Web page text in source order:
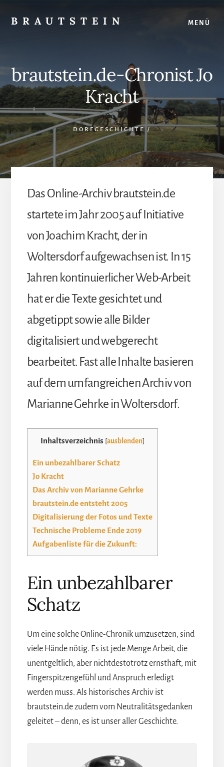
content
footer
BRAUTSTEIN
Dorfarchiv
-
Geschichte
Schützengilde
MENÜ
brautstein.de-Chronist Jo
Kracht
DORFGESCHICHTE /
Das Online-Archiv brautstein.de
startete im Jahr 2005 auf Initiative
von Joachim Kracht, der in
Woltersdorf aufgewachsen ist. In 15
Jahren kontinuierlicher Web-Arbeit
hat er die Texte gesichtet und
abgetippt sowie alle Bilder
digitalisiert und webgerecht
bearbeitet. Fast alle Inhalte basieren
auf dem umfangreichen Archiv von
Marianne Gehrke in Woltersdorf.
Inhaltsverzeichnis [ausblenden]
Ein unbezahlbarer Schatz
Jo Kracht
Das Archiv von Marianne Gehrke
brautstein.de entsteht 2005
Digitalisierung der Fotos und Texte
Technische Probleme Ende 2019
Aufgabenliste für die Zukunft:
Ein unbezahlbarer
Schatz
Um eine solche Online-Chronik umzusetzen, sind
viele Hände nötig. Es ist jede Menge Arbeit, die
unentgeltlich, aber nichtdestotrotz ernsthaft, mit
Fingerspitzengefühl und Anspruch erledigt
werden muss. Als historisches Archiv ist
brautstein.de zudem vom Neutralitätsgedanken
geleitet – denn, es ist unser aller Geschichte.